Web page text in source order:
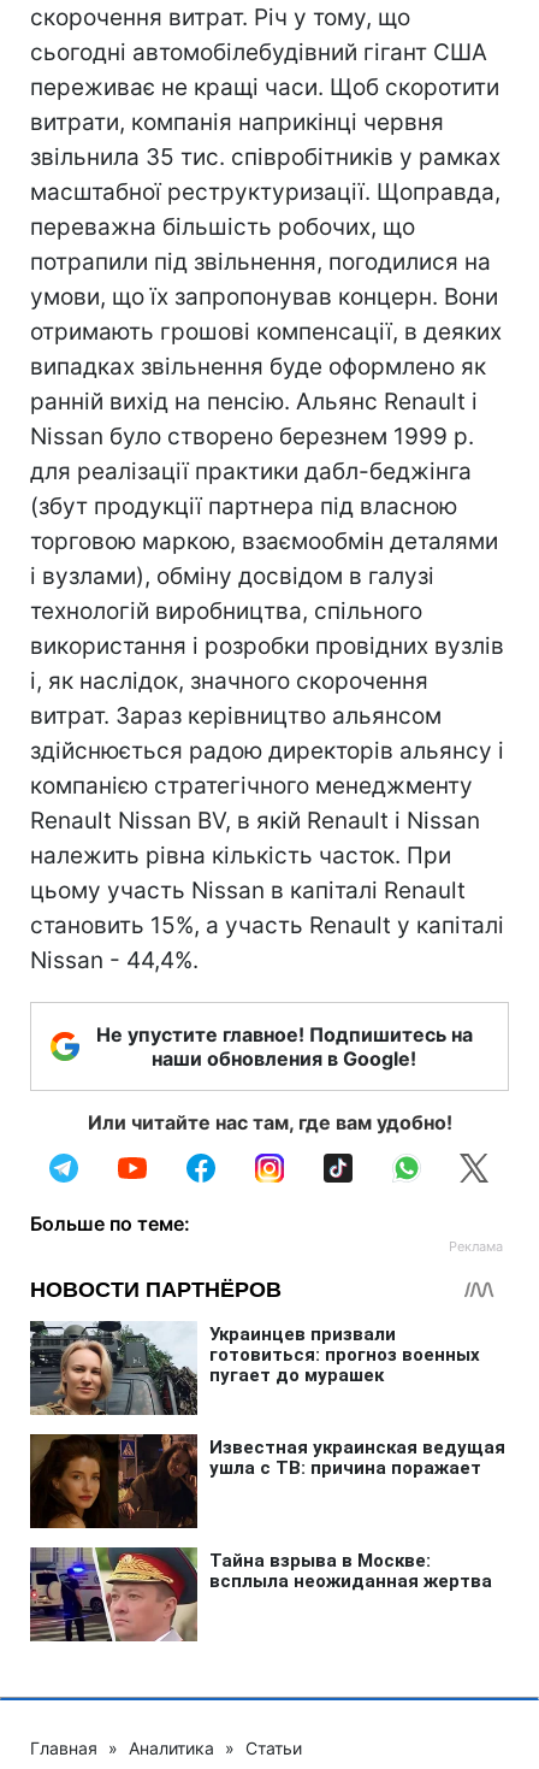
скорочення витрат. Річ у тому, що
сьогодні автомобілебудівний гігант США
переживає не кращі часи. Щоб скоротити
витрати, компанія наприкінці червня
звільнила 35 тис. співробітників у рамках
масштабної реструктуризації. Щоправда,
переважна більшість робочих, що
потрапили під звільнення, погодилися на
умови, що їх запропонував концерн. Вони
отримають грошові компенсації, в деяких
випадках звільнення буде оформлено як
ранній вихід на пенсію. Альянс Renault і
Nissan було створено березнем 1999 р.
для реалізації практики дабл-беджінга
(збут продукції партнера під власною
торговою маркою, взаємообмін деталями
і вузлами), обміну досвідом в галузі
технологій виробництва, спільного
використання і розробки провідних вузлів
і, як наслідок, значного скорочення
витрат. Зараз керівництво альянсом
здійснюється радою директорів альянсу і
компанією стратегічного менеджменту
Renault Nissan BV, в якій Renault і Nissan
належить рівна кількість часток. При
цьому участь Nissan в капіталі Renault
становить 15%, а участь Renault у капіталі
Nissan - 44,4%.
Не упустите главное! Подпишитесь на
наши обновления в Google!
Или читайте нас там, где вам удобно!
Больше по теме:
Главная » Аналитика » Статьи